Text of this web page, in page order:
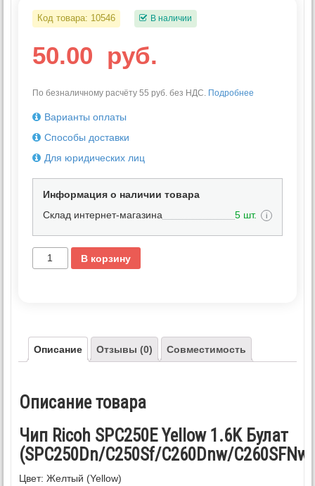
Код товара: 10546 В наличии
50.00 руб.
По безналичному расчёту 55 руб. без НДС. Подробнее
Варианты оплаты
Способы доставки
Для юридических лиц
Информация о наличии товара
Склад интернет-магазина
5 шт. i
В корзину
Описание Отзывы (0) Совместимость
Описание товара
Чип Ricoh SPC250E Yellow 1.6K Булат
(SPС250Dn/C250Sf/C260Dnw/
Цвет: Желтый (Yellow)